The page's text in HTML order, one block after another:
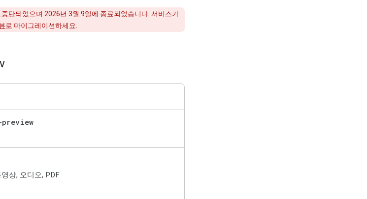
중단되었으며 2026년 3월 9일에 종료되었습니다. 서비스가
로 마이그레이션하세요.
상, 오디오, PDF